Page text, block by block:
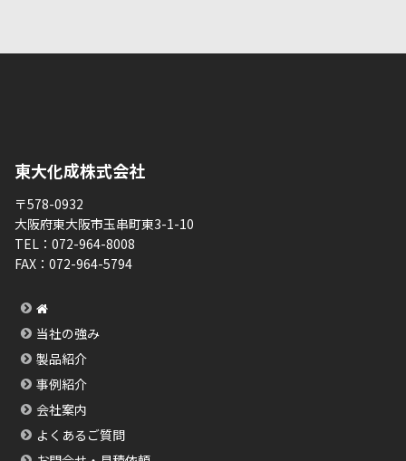
東大化成株式会社
〒578-0932
大阪府東大阪市玉串町東3-1-10
TEL： 072-964-8008
FAX： 072-964-5794
当社の強み
製品紹介
事例紹介
会社案内
よくあるご質問